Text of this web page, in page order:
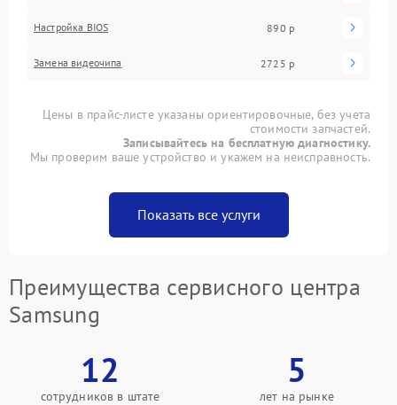
Настройка BIOS 890 р
Замена видеочипа 2725 р
Цены в прайс-листе указаны ориентировочные, без учета
стоимости запчастей.
Записывайтесь на бесплатную диагностику.
Мы проверим ваше устройство и укажем на неисправность.
Показать все услуги
Преимущества сервисного центра
Samsung
12
сотрудников в штате
5
лет на рынке